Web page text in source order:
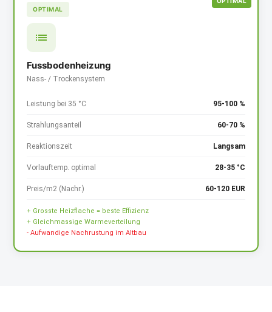
OPTIMAL
Fussbodenheizung
Nass- / Trockensystem
Leistung bei 35 °C 95-100 %
Strahlungsanteil 60-70 %
Reaktionszeit Langsam
Vorlauftemp. optimal 28-35 °C
Preis/m2 (Nachr.) 60-120 EUR
+ Grosste Heizflache = beste Effizienz
+ Gleichmassige Warmeverteilung
- Aufwandige Nachrustung im Altbau